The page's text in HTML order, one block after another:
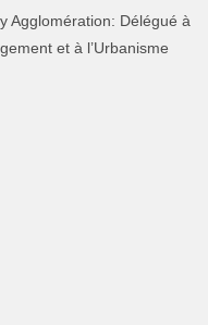
Agglomération: Délégué à
et à l’Urbanisme